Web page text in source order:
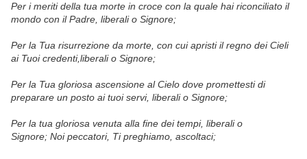
Per i meriti della tua morte in croce con la quale hai riconciliato il
mondo con il Padre, liberali o Signore;
Per la Tua risurrezione da morte, con cui apristi il regno dei Cieli
ai Tuoi credenti,liberali o Signore;
Per la Tua gloriosa ascensione al Cielo dove promettesti di
preparare un posto ai tuoi servi, liberali o Signore;
Per la tua gloriosa venuta alla fine dei tempi, liberali o
Signore; Noi peccatori, Ti preghiamo, ascoltaci;